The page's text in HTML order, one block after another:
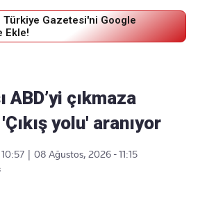
Türkiye Gazetesi'ni Google
Ekle!
ABD’yi çıkmaza
yolu' aranıyor
08 Ağustos, 2026 - 11:15